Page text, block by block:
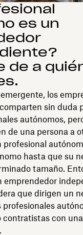
es un
de a
los
sin duda
autónomos,
de una persona a
profesional
hasta que su
tamaño.
emprendedor
que dirigen un
contratistas con